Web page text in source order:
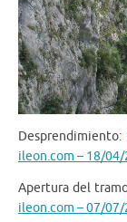
Desprendimiento:
ileon.com – 18/04/
Apertura del
ileon.com – 07/07/